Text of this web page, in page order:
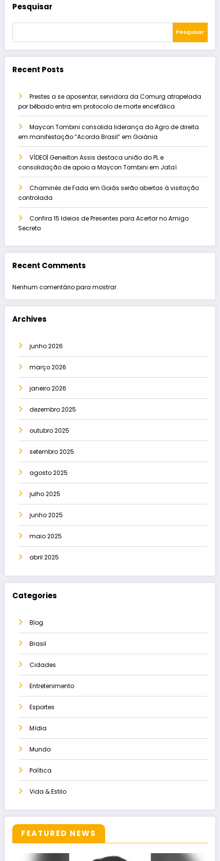
Pesquisar
Pesquisar
Recent Posts
Prestes a se aposentar, servidora da Comurg atropelada
por bêbado entra em protocolo de morte encefálica
Maycon Tombini consolida liderança do Agro de direita
em manifestação “Acorda Brasil” em Goiânia
VÍDEO| Geneilton Assis destaca união do PL e
consolidação de apoio a Maycon Tombini em Jataí
Chaminés de Fada em Goiás serão abertas à visitação
controlada
Confira 15 Ideias de Presentes para Acertar no Amigo
Secreto
Recent Comments
Nenhum comentário para mostrar.
Archives
junho 2026
março 2026
janeiro 2026
dezembro 2025
outubro 2025
setembro 2025
agosto 2025
julho 2025
junho 2025
maio 2025
abril 2025
Categories
Blog
Brasil
Cidades
Entretenimento
Esportes
Mídia
Mundo
Política
Vida & Estilo
FEATURED NEWS